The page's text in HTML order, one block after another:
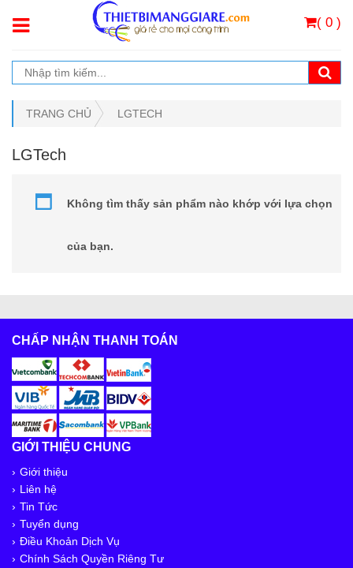
( 0 )
TRANG CHỦ LGTECH
LGTech
Không tìm thấy sản phẩm nào khớp với lựa chọn
của bạn.
CHẤP NHẬN THANH TOÁN
GIỚI THIỆU CHUNG
Giới thiệu
Liên hệ
Tin Tức
Tuyển dụng
Điều Khoản Dịch Vụ
Chính Sách Quyền Riêng Tư